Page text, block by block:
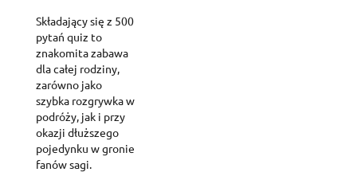
Składający się z 500
pytań quiz to
znakomita zabawa
dla całej rodziny,
zarówno jako
szybka rozgrywka w
podróży, jak i przy
okazji dłuższego
pojedynku w gronie
fanów sagi.